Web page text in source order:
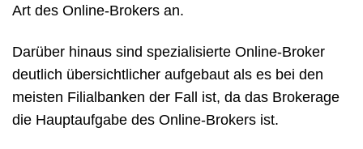
Art des Online-Brokers an.
Darüber hinaus sind spezialisierte Online-Broker
deutlich übersichtlicher aufgebaut als es bei den
meisten Filialbanken der Fall ist, da das Brokerage
die Hauptaufgabe des Online-Brokers ist.